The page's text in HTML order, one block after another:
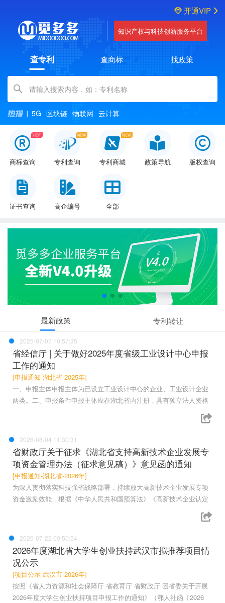
开通VIP
知识产权与科技创新服务平台
查专利 查商标 找政策
Amount (in dollars)
5G 区块链 物联网 云计算
商标查询 专利查询 专利商城 政策导航 版权查询
证书查询 高企编号 全部
最新政策 专利转让
2025-07-07 10:57:35
省经信厅 | 关于做好2025年度省级工业设计中心申报
工作的通知
[申报通知-湖北省-2025年]
一、申报主体申报主体为已设立工业设计中心的企业、工业设计企业
两类。二、申报条件申报主体应在湖北省内注册，具有独立法人资格
2026-08-04 11:30:31
省财政厅关于征求《湖北省支持高新技术企业发展专
项资金管理办法（征求意见稿）》意见函的通知
[申报通知-湖北省-2026年]
为深入贯彻落实科技强省战略部署，持续放大高新技术企业发展专项
资金激励效能，根据《中华人民共和国预算法》《高新技术企业认定
2026-07-22 09:50:54
2026年度湖北省大学生创业扶持武汉市拟推荐项目情
况公示
[项目公示-武汉市-2026年]
按照《省人力资源和社会保障厅 省教育厅 省财政厅 团省委关于开展
2026年度大学生创业扶持项目申报工作的通知》（鄂人社函〔2026